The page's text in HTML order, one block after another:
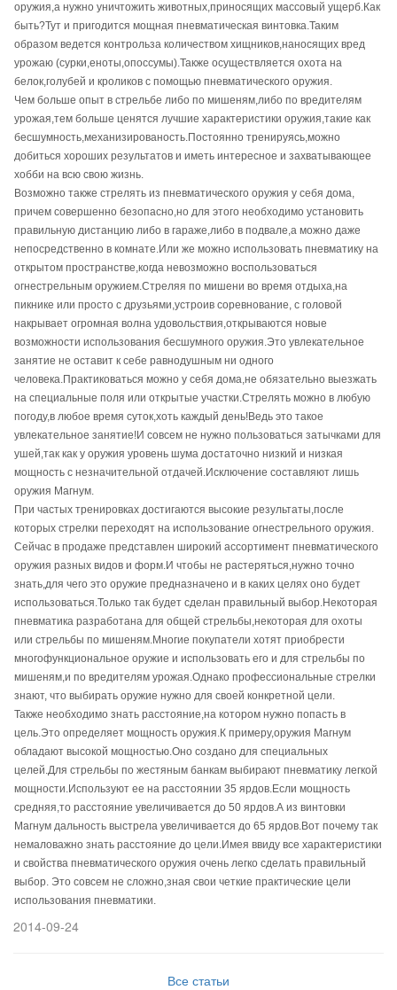
оружия,а нужно уничтожить животных,приносящих массовый ущерб.Как
быть?Тут и пригодится мощная пневматическая винтовка.Таким
образом ведется контрольза количеством хищников,наносящих вред
урожаю (сурки,еноты,опоссумы).Также осуществляется охота на
белок,голубей и кроликов с помощью пневматического оружия.
Чем больше опыт в стрельбе либо по мишеням,либо по вредителям
урожая,тем больше ценятся лучшие характеристики оружия,такие как
бесшумность,механизированость.Постоянно тренируясь,можно
добиться хороших результатов и иметь интересное и захватывающее
хобби на всю свою жизнь.
Возможно также стрелять из пневматического оружия у себя дома,
причем совершенно безопасно,но для этого необходимо установить
правильную дистанцию либо в гараже,либо в подвале,а можно даже
непосредственно в комнате.Или же можно использовать пневматику на
открытом пространстве,когда невозможно воспользоваться
огнестрельным оружием.Стреляя по мишени во время отдыха,на
пикнике или просто с друзьями,устроив соревнование, с головой
накрывает огромная волна удовольствия,открываются новые
возможности использования бесшумного оружия.Это увлекательное
занятие не оставит к себе равнодушным ни одного
человека.Практиковаться можно у себя дома,не обязательно выезжать
на специальные поля или открытые участки.Стрелять можно в любую
погоду,в любое время суток,хоть каждый день!Ведь это такое
увлекательное занятие!И совсем не нужно пользоваться затычками для
ушей,так как у оружия уровень шума достаточно низкий и низкая
мощность с незначительной отдачей.Исключение составляют лишь
оружия Магнум.
При частых тренировках достигаются высокие результаты,после
которых стрелки переходят на использование огнестрельного оружия.
Сейчас в продаже представлен широкий ассортимент пневматического
оружия разных видов и форм.И чтобы не растеряться,нужно точно
знать,для чего это оружие предназначено и в каких целях оно будет
использоваться.Только так будет сделан правильный выбор.Некоторая
пневматика разработана для общей стрельбы,некоторая для охоты
или стрельбы по мишеням.Многие покупатели хотят приобрести
многофункциональное оружие и использовать его и для стрельбы по
мишеням,и по вредителям урожая.Однако профессиональные стрелки
знают, что выбирать оружие нужно для своей конкретной цели.
Также необходимо знать расстояние,на котором нужно попасть в
цель.Это определяет мощность оружия.К примеру,оружия Магнум
обладают высокой мощностью.Оно создано для специальных
целей.Для стрельбы по жестяным банкам выбирают пневматику легкой
мощности.Используют ее на расстоянии 35 ярдов.Если мощность
средняя,то расстояние увеличивается до 50 ярдов.А из винтовки
Магнум дальность выстрела увеличивается до 65 ярдов.Вот почему так
немаловажно знать расстояние до цели.Имея ввиду все характеристики
и свойства пневматического оружия очень легко сделать правильный
выбор. Это совсем не сложно,зная свои четкие практические цели
использования пневматики.
2014-09-24
Все статьи